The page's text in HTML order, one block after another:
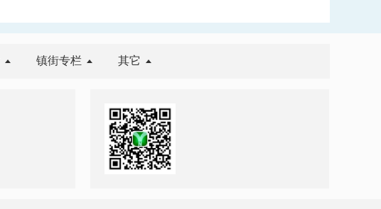
镇街专栏 其它